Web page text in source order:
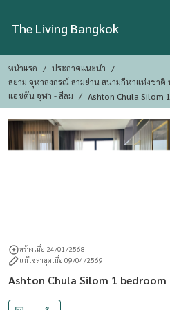
The Living Bangkok
หน้าแรก
ประกาศแนะนำ
สยาม จุฬาลงกรณ์ สามย่าน สนามกีฬาแห่งชาติ
แอชตัน จุฬา - สีลม
Ashton Chula Silom
สร้างเมื่อ 24/01/2568
แก้ไขล่าสุดเมื่อ 09/04/2569
Ashton Chula Silom 1